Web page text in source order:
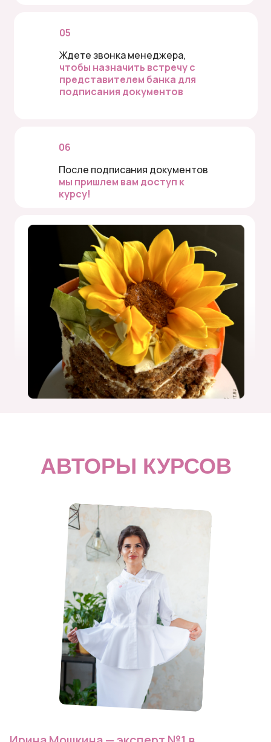
Ждете звонка менеджера,
чтобы назначить встречу с
представителем банка для
подписания документов
После подписания документов
мы пришлем вам доступ к
курсу!
05
06
АВТОРЫ КУРСОВ